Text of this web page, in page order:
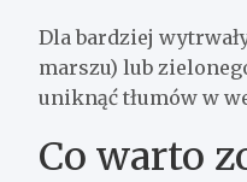
Dla bardziej
marszu) lub
uniknąć tłumów w
Co warto